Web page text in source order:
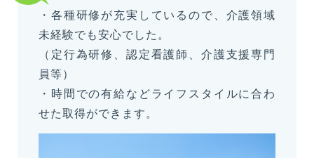
・各種研修が充実しているので、介護領域
未経験でも安心でした。
（定行為研修、認定看護師、介護支援専門
員等）
・時間での有給などライフスタイルに合わ
せた取得ができます。